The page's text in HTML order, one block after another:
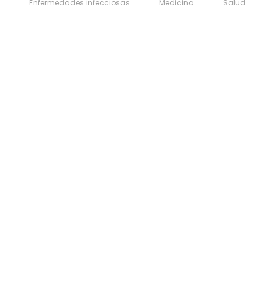
Enfermedades infecciosas
Medicina Salud